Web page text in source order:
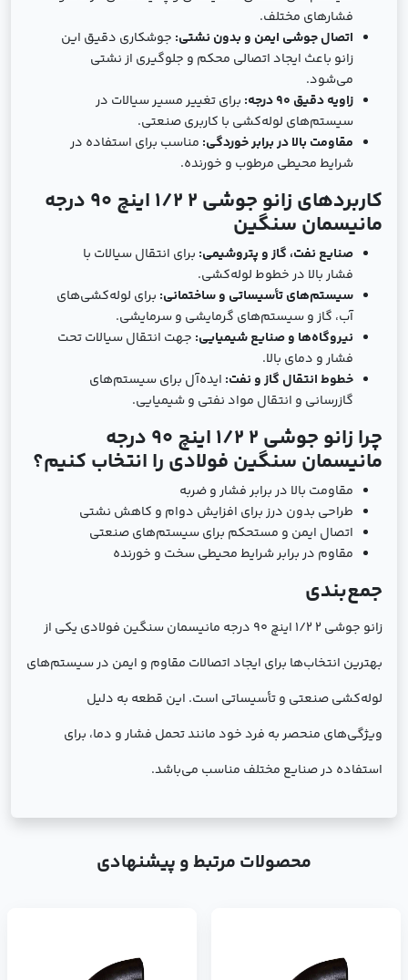
فشارهای مختلف.
اتصال جوشی ایمن و بدون نشتی: جوشکاری دقیق این
زانو باعث ایجاد اتصالی محکم و جلوگیری از نشتی
می‌شود.
زاویه دقیق 90 درجه:
برای تغییر مسیر سیالات در
سیستم‌های لوله‌کشی با کاربری صنعتی.
مقاومت بالا در برابر خوردگی: مناسب برای استفاده در
شرایط محیطی مرطوب و خورنده.
کاربردهای زانو جوشی 2 1/2 اینچ 90 درجه
مانیسمان سنگین
صنایع نفت، گاز و پتروشیمی: برای انتقال سیالات با
فشار بالا در خطوط لوله‌کشی.
سیستم‌های تأسیساتی و ساختمانی: برای لوله‌کشی‌های
آب، گاز و سیستم‌های گرمایشی و سرمایشی.
نیروگاه‌ها و صنایع شیمیایی: جهت انتقال سیالات تحت
فشار و دمای بالا.
خطوط انتقال گاز و نفت: ایده‌آل برای سیستم‌های
گازرسانی و انتقال مواد نفتی و شیمیایی.
چرا زانو جوشی 2 1/2 اینچ 90 درجه
مانیسمان سنگین فولادی را انتخاب کنیم؟
مقاومت بالا در برابر فشار و ضربه
طراحی بدون درز برای افزایش دوام و کاهش نشتی
اتصال ایمن و مستحکم برای سیستم‌های صنعتی
مقاوم در برابر شرایط محیطی سخت و خورنده
جمع‌بندی
زانو جوشی 2 1/2 اینچ 90 درجه مانیسمان سنگین فولادی یکی از
بهترین انتخاب‌ها برای ایجاد اتصالات مقاوم و ایمن در سیستم‌های
لوله‌کشی صنعتی و تأسیساتی است. این قطعه به دلیل
ویژگی‌های منحصر به فرد خود مانند تحمل فشار و دما، برای
استفاده در صنایع مختلف مناسب می‌باشد.
محصولات مرتبط و پیشنهادی